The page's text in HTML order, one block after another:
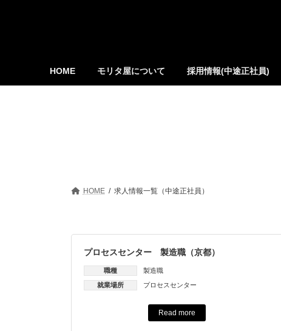
HOME モリタ屋について 採用情報(中途正社員)
HOME 求人情報一覧（中途正社員）
プロセスセンター 製造職（京都）
職種
製造職
就業場所
プロセスセンター
Read more